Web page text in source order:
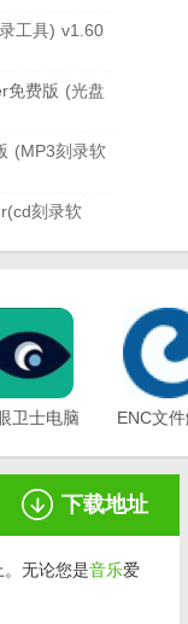
工具) v1.60
免费版 (光盘
(MP3刻录软
刻录软
v7.8
费音频光盘
v2.0.73.823
v4.6 最新版
卫士电脑
ENC文
下载地址
无论您是音乐爱